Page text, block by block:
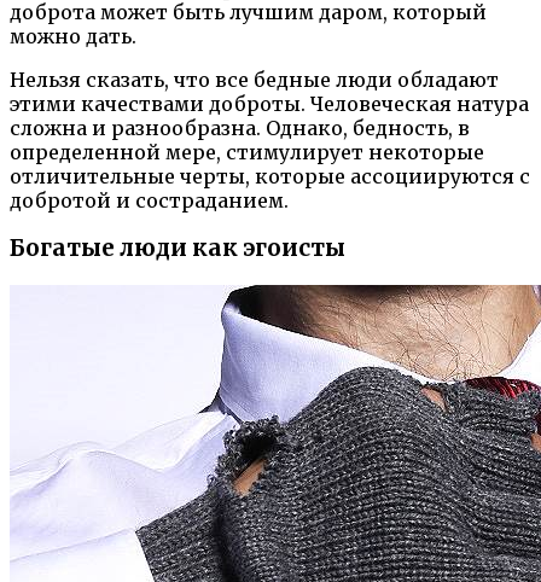
доброта может быть лучшим даром, который
можно дать.
Нельзя сказать, что все бедные люди обладают
этими качествами доброты. Человеческая натура
сложна и разнообразна. Однако, бедность, в
определенной мере, стимулирует некоторые
отличительные черты, которые ассоциируются с
добротой и состраданием.
Богатые люди как эгоисты